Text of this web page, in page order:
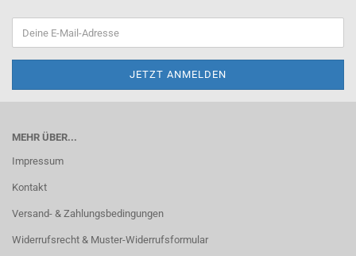
MEHR ÜBER...
Impressum
Kontakt
Versand- & Zahlungsbedingungen
Widerrufsrecht & Muster-Widerrufsformular